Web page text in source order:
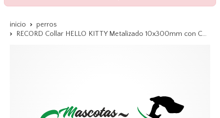
inicio
perros
RECORD Collar HELLO KITTY Metalizado 10x300mm con Cascabel Rosa